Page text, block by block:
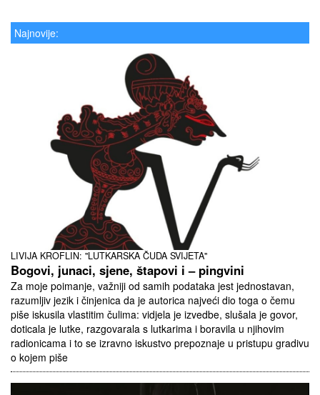
Najnovije:
LIVIJA KROFLIN: "LUTKARSKA ČUDA SVIJETA"
Bogovi, junaci, sjene, štapovi i – pingvini
Za moje poimanje, važniji od samih podataka jest jednostavan,
razumljiv jezik i činjenica da je autorica najveći dio toga o čemu
piše iskusila vlastitim čulima: vidjela je izvedbe, slušala je govor,
doticala je lutke, razgovarala s lutkarima i boravila u njihovim
radionicama i to se izravno iskustvo prepoznaje u pristupu gradivu
o kojem piše